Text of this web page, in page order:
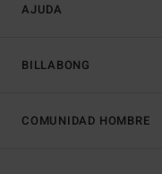
AJUDA
BILLABONG
COMUNIDAD HOMBRE